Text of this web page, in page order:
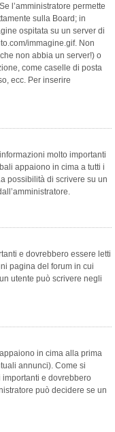
l’amministratore permette
sulla Board; in
ospitata su un server di
immagine.gif. Non
non abbia un server!) o
come caselle di posta
ecc. Per inserire
molto importanti
appaiono in cima a tutti i
possibilità di scrivere su un
e dovrebbero essere letti
pagina del forum in cui
utente può scrivere negli
in cima alla prima
annunci). Come si
e dovrebbero
può decidere se un